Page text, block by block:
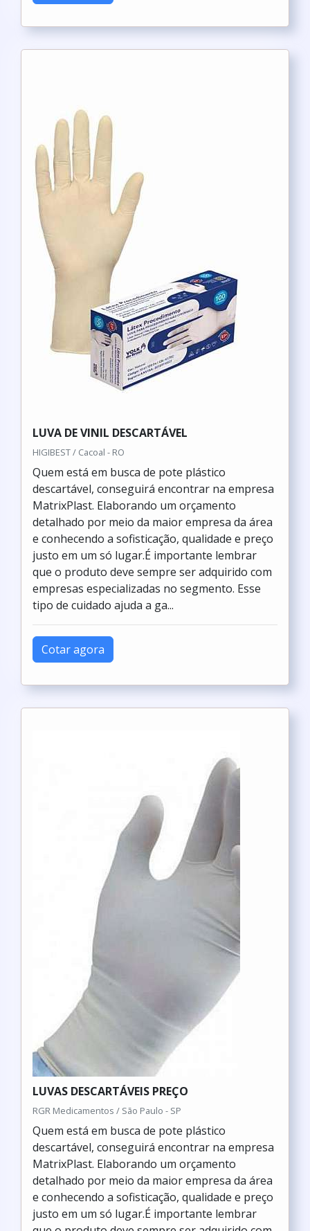
LUVA DE VINIL DESCARTÁVEL
HIGIBEST / Cacoal - RO
Quem está em busca de pote plástico
descartável, conseguirá encontrar na empresa
MatrixPlast. Elaborando um orçamento
detalhado por meio da maior empresa da área
e conhecendo a sofisticação, qualidade e preço
justo em um só lugar.É importante lembrar
que o produto deve sempre ser adquirido com
empresas especializadas no segmento. Esse
tipo de cuidado ajuda a ga...
Cotar agora
LUVAS DESCARTÁVEIS PREÇO
RGR Medicamentos / São Paulo - SP
Quem está em busca de pote plástico
descartável, conseguirá encontrar na empresa
MatrixPlast. Elaborando um orçamento
detalhado por meio da maior empresa da área
e conhecendo a sofisticação, qualidade e preço
justo em um só lugar.É importante lembrar